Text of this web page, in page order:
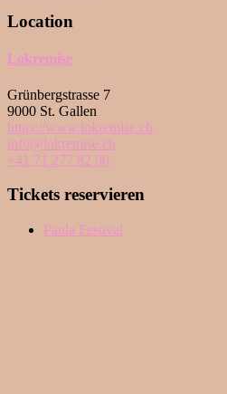
Location
Lokremise
Grünbergstrasse 7
9000 St. Gallen
https://www.lokremise.ch
info@lokremise.ch
+41 71 277 82 00
Tickets reservieren
Paula Festival